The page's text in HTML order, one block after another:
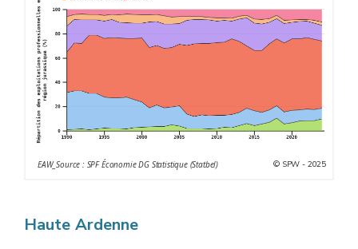
EAW_Source : SPF Économie DG Statistique (Statbel) © SPW - 2025
Haute Ardenne